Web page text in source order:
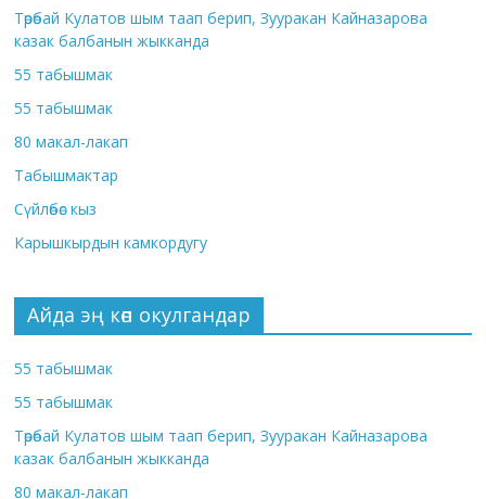
Төрөбай Кулатов шым таап берип, Зууракан Кайназарова
казак балбанын жыкканда
55 табышмак
55 табышмак
80 макал-лакап
Табышмактар
Сүйлөбөс кыз
Карышкырдын камкордугу
Айда эң көп окулгандар
55 табышмак
55 табышмак
Төрөбай Кулатов шым таап берип, Зууракан Кайназарова
казак балбанын жыкканда
80 макал-лакап